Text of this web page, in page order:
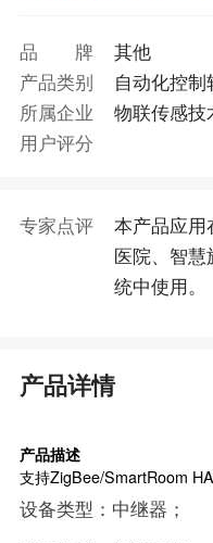
品牌
其他
产品类别
自动化控制
所属企业
物联传感技
用户评分
专家点评
本产品应用
医院、智
统中使用。
产品详情
产品描述
支持ZigBee/SmartRoom HA
设备类型：中继器；